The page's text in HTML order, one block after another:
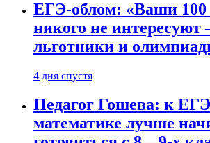
ЕГЭ-облом: «Ваши 100
никого не интересуют
льготники и
4 дня спустя
Педагог Гошева: к
математике лучше